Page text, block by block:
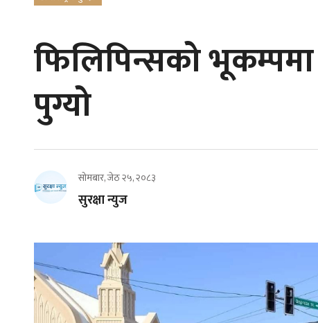
फिलिपिन्सको
पुग्यो
सोमबार, जेठ २५, २०८३
सुरक्षा न्युज